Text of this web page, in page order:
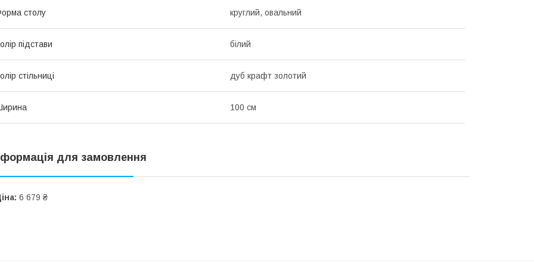
столу круглий, овальний
підстави білий
стільниці дуб крафт золотий
100 см
для замовлення
6 679 ₴